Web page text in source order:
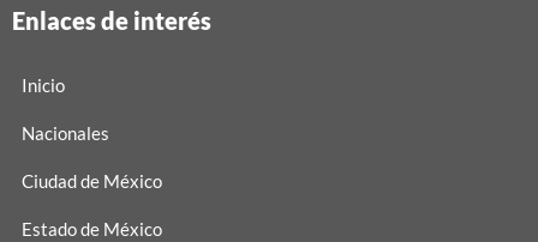
Enlaces de interés
Inicio
Nacionales
Ciudad de México
Estado de México